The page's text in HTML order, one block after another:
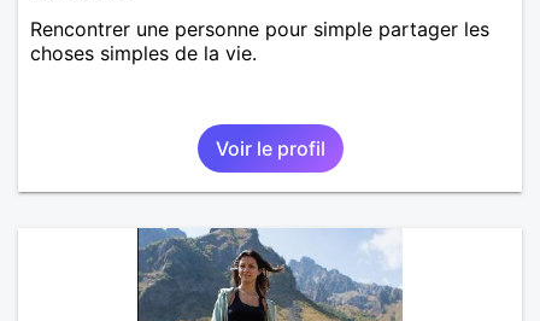
Rencontrer une personne pour simple partager les
choses simples de la vie.
Voir le profil